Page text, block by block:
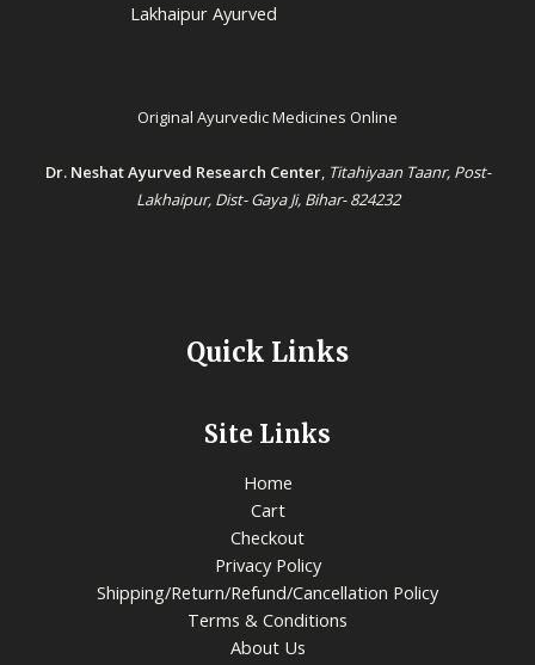
Lakhaipur Ayurved
Original Ayurvedic Medicines Online
Dr. Neshat Ayurved Research Center, Titahiyaan Taanr, Post-
Lakhaipur, Dist- Gaya Ji, Bihar- 824232
Quick Links
Site Links
Home
Cart
Checkout
Privacy Policy
Shipping/Return/Refund/Cancellation Policy
Terms & Conditions
About Us